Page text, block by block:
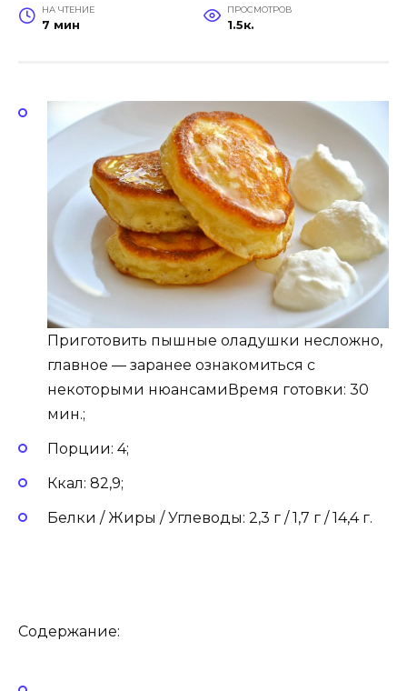
НА ЧТЕНИЕ
7 мин
ПРОСМОТРОВ
1.5к.
Приготовить пышные оладушки несложно,
главное — заранее ознакомиться с
некоторыми нюансамиВремя готовки: 30
мин.;
Порции: 4;
Ккал: 82,9;
Белки / Жиры / Углеводы: 2,3 г / 1,7 г / 14,4 г.
Содержание: